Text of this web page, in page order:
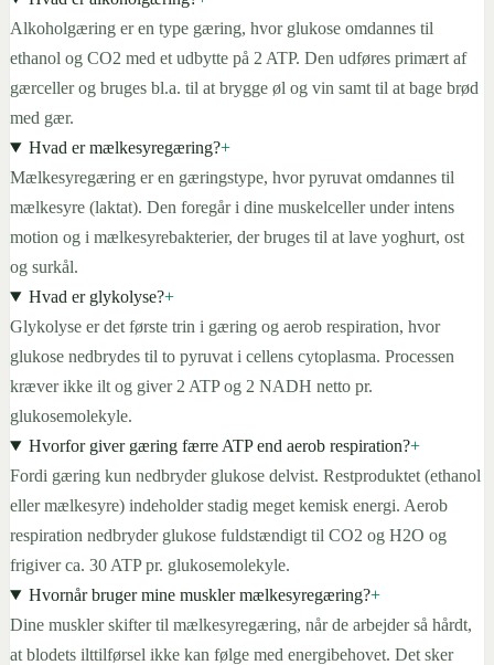
Alkoholgæring er en type gæring, hvor glukose omdannes til
ethanol og CO2 med et udbytte på 2 ATP. Den udføres primært af
gærceller og bruges bl.a. til at brygge øl og vin samt til at bage brød
med gær.
Hvad er mælkesyregæring?+
Mælkesyregæring er en gæringstype, hvor pyruvat omdannes til
mælkesyre (laktat). Den foregår i dine muskelceller under intens
motion og i mælkesyrebakterier, der bruges til at lave yoghurt, ost
og surkål.
Hvad er glykolyse?+
Glykolyse er det første trin i gæring og aerob respiration, hvor
glukose nedbrydes til to pyruvat i cellens cytoplasma. Processen
kræver ikke ilt og giver 2 ATP og 2 NADH netto pr.
glukosemolekyle.
Hvorfor giver gæring færre ATP end aerob respiration?+
Fordi gæring kun nedbryder glukose delvist. Restproduktet (ethanol
eller mælkesyre) indeholder stadig meget kemisk energi. Aerob
respiration nedbryder glukose fuldstændigt til CO2 og H2O og
frigiver ca. 30 ATP pr. glukosemolekyle.
Hvornår bruger mine muskler mælkesyregæring?+
Dine muskler skifter til mælkesyregæring, når de arbejder så hårdt,
at blodets ilttilførsel ikke kan følge med energibehovet. Det sker